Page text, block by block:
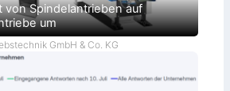
Spindelantrieben auf
um
GmbH & Co. KG